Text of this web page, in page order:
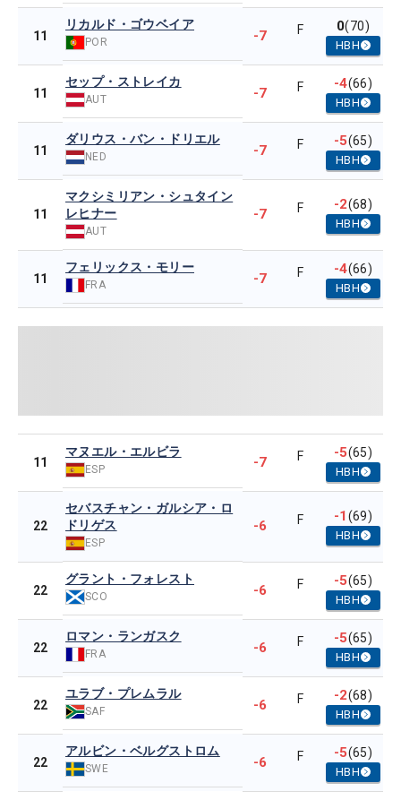
11
リカルド・ゴウベイア
POR -7 F 0(70)
HBH
11
セップ・ストレイカ
AUT -7 F -4(66)
HBH
11
ダリウス・バン・ドリエル
NED -7 F -5(65)
HBH
11
マクシミリアン・シュタイン
レヒナー
AUT
-7 F -2(68)
HBH
11
フェリックス・モリー
FRA -7 F -4(66)
HBH
11
マヌエル・エルビラ
ESP -7 F -5(65)
HBH
22
セバスチャン・ガルシア・ロ
ドリゲス
ESP
-6 F -1(69)
HBH
22
グラント・フォレスト
SCO -6 F -5(65)
HBH
22
ロマン・ランガスク
FRA -6 F -5(65)
HBH
22
ユラブ・プレムラル
SAF -6 F -2(68)
HBH
22
アルビン・ベルグストロム
SWE -6 F -5(65)
HBH